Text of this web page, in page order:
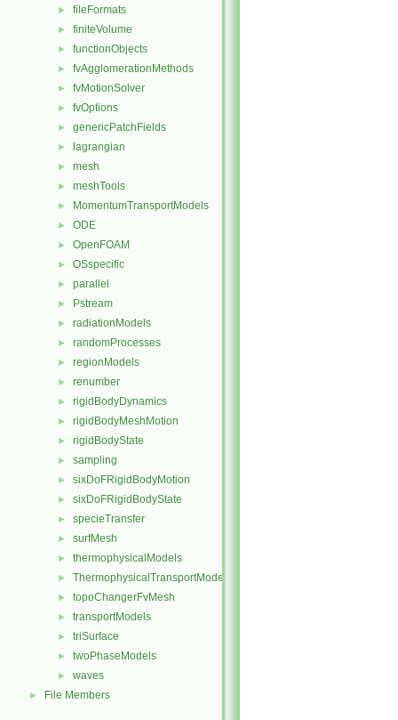
► fileFormats
► finiteVolume
► functionObjects
► fvAgglomerationMethods
► fvMotionSolver
► fvOptions
► genericPatchFields
► lagrangian
► mesh
► meshTools
► MomentumTransportModels
► ODE
► OpenFOAM
► OSspecific
► parallel
► Pstream
► radiationModels
► randomProcesses
► regionModels
► renumber
► rigidBodyDynamics
► rigidBodyMeshMotion
► rigidBodyState
► sampling
► sixDoFRigidBodyMotion
► sixDoFRigidBodyState
► specieTransfer
► surfMesh
► thermophysicalModels
► ThermophysicalTransportModels
► topoChangerFvMesh
► transportModels
► triSurface
► twoPhaseModels
► waves
► File Members